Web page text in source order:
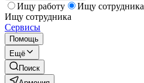
Ищу работу
Ищу сотрудника
Ищу сотрудника
Сервисы
Помощь
Ещё
Поиск